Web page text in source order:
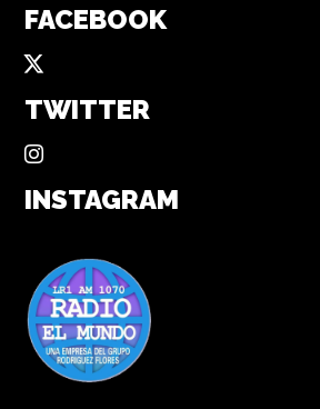
FACEBOOK
TWITTER
INSTAGRAM